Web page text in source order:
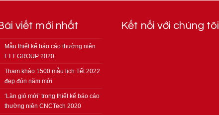
viết mới nhất
Mẫu thiết kế báo cáo thường niên
F.I.T GROUP 2020
Tham khảo 1500 mẫu lịch Tết 2022
đẹp đón năm mới
‘Làn gió mới’ trong thiết kế báo cáo
thường niên CNCTech 2020
Kết nối với chúng tôi